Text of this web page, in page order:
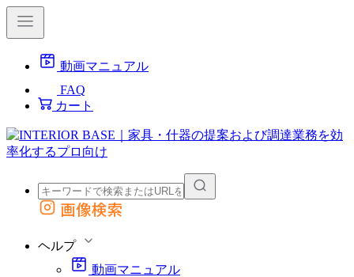
動画マニュアル
FAQ
カート
外部サイトの商品をカートに追加
画像検索
ヘルプ
動画マニュアル